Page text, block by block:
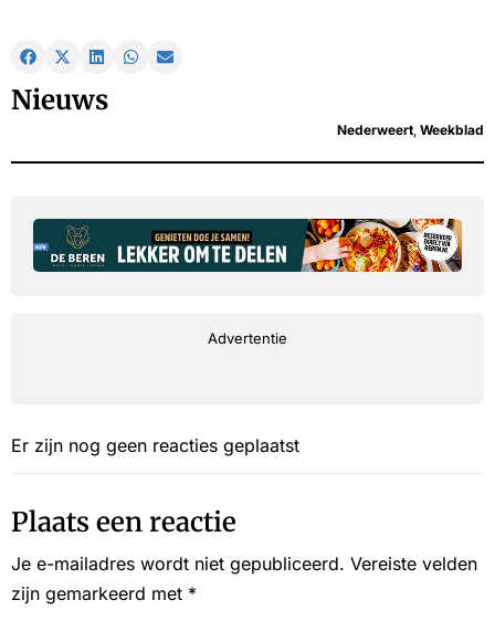
Nieuws
Nederweert, Weekblad
Advertentie
Er zijn nog geen reacties geplaatst
Plaats een reactie
Je e-mailadres wordt niet gepubliceerd. Vereiste velden
zijn gemarkeerd met *